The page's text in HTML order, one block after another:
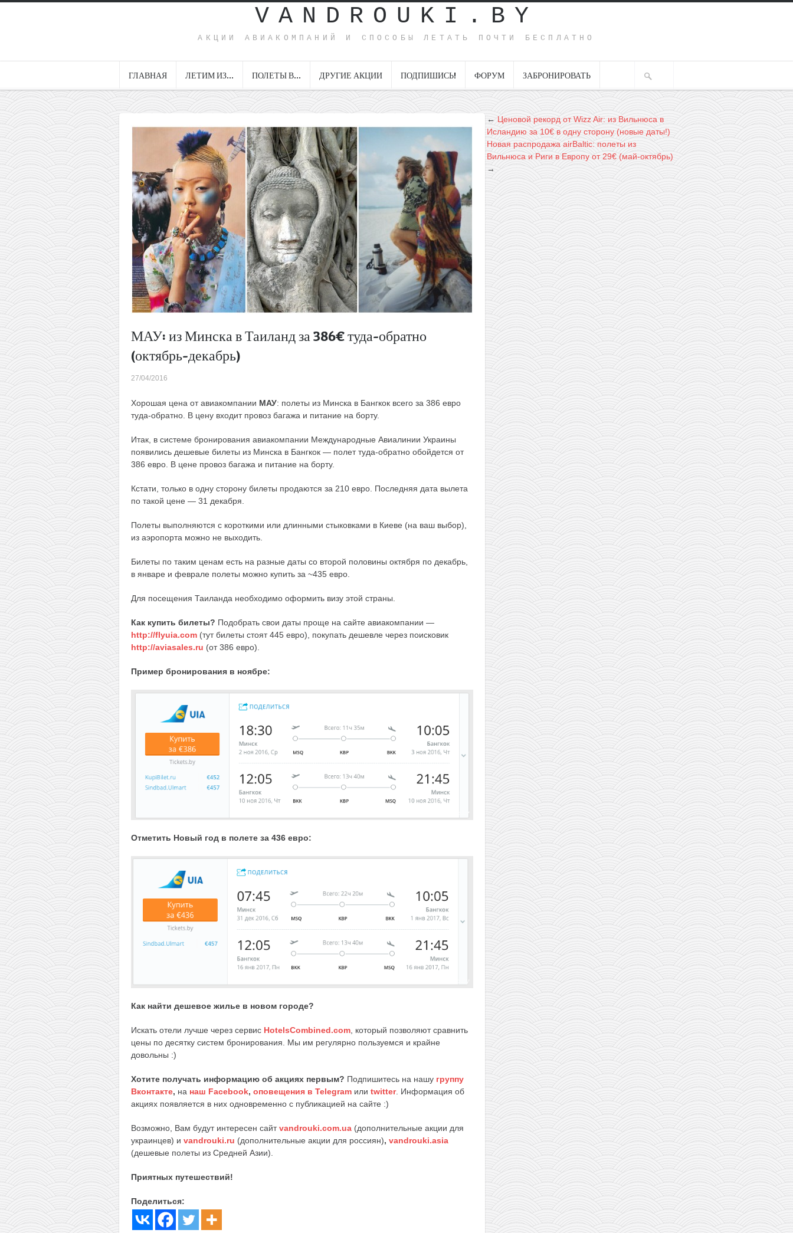
VANDROUKI.BY
АКЦИИ АВИАКОМПАНИЙ И СПОСОБЫ ЛЕТАТЬ ПОЧТИ БЕСПЛАТНО
ГЛАВНАЯ ЛЕТИМ ИЗ… ПОЛЕТЫ В… ДРУГИЕ АКЦИИ ПОДПИШИСЬ! ФОРУМ ЗАБРОНИРОВАТЬ
МАУ: из Минска в Таиланд за 386€ туда-обратно
(октябрь-декабрь)
27/04/2016
Хорошая цена от авиакомпании МАУ: полеты из Минска в Бангкок всего за 386 евро
туда-обратно. В цену входит провоз багажа и питание на борту.
Итак, в системе бронирования авиакомпании Международные Авиалинии Украины
появились дешевые билеты из Минска в Бангкок — полет туда-обратно обойдется от
386 евро. В цене провоз багажа и питание на борту.
Кстати, только в одну сторону билеты продаются за 210 евро. Последняя дата вылета
по такой цене — 31 декабря.
Полеты выполняются с короткими или длинными стыковками в Киеве (на ваш выбор),
из аэропорта можно не выходить.
Билеты по таким ценам есть на разные даты со второй половины октября по декабрь,
в январе и феврале полеты можно купить за ~435 евро.
Для посещения Таиланда необходимо оформить визу этой страны.
Как купить билеты? Подобрать свои даты проще на сайте авиакомпании —
http://flyuia.com (тут билеты стоят 445 евро), покупать дешевле через поисковик
http://aviasales.ru (от 386 евро).
Пример бронирования в ноябре:
Отметить Новый год в полете за 436 евро:
Как найти дешевое жилье в новом городе?
Искать отели лучше через сервис HotelsCombined.com , который позволяют сравнить
цены по десятку систем бронирования. Мы им регулярно пользуемся и крайне
довольны :)
Хотите получать информацию об акциях первым? Подпишитесь на нашу группу
Вконтакте, на наш Facebook, оповещения в Telegram или twitter. Информация об
акциях появляется в них одновременно с публикацией на сайте :)
Возможно, Вам будут интересен сайтvandrouki.com.ua (дополнительные акции для
украинцев) и vandrouki.ru (дополнительные акции для россиян), vandrouki.asia
(дешевые полеты из Средней Азии).
Приятных путешествий!
Поделиться:
←Ценовой рекорд от Wizz Air: из Вильнюса в
Исландию за 10€ в одну сторону (новые даты!)
Новая распродажа airBaltic: полеты из
Вильнюса и Риги в Европу от 29€ (май-октябрь)
→